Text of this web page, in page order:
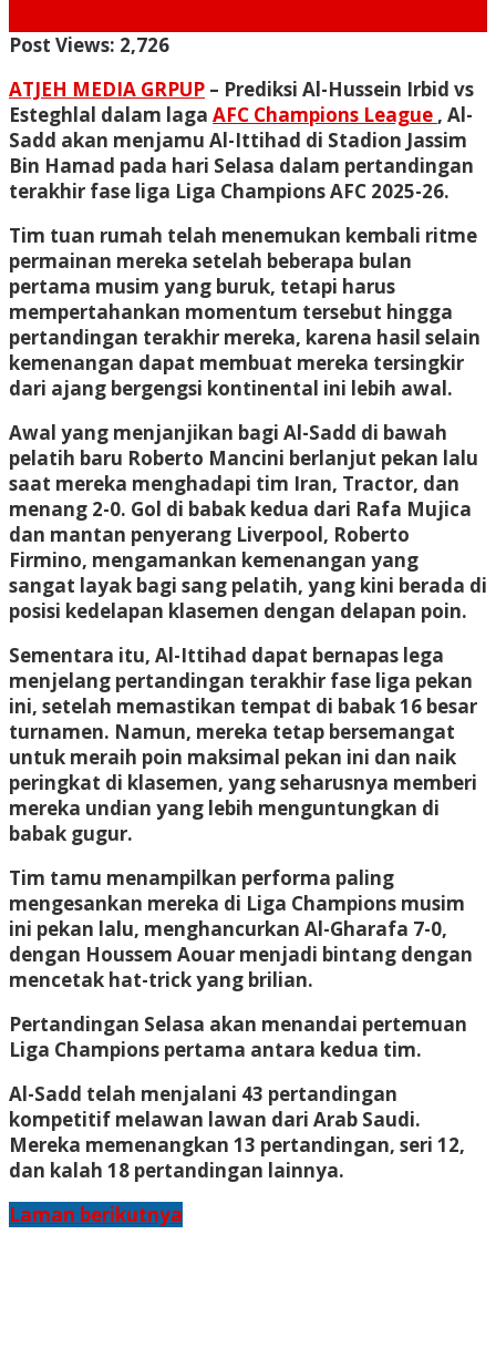
Post Views: 2,726
ATJEH MEDIA GRPUP – Prediksi Al-Hussein Irbid vs
Esteghlal dalam laga AFC Champions League , Al-
Sadd akan menjamu Al-Ittihad di Stadion Jassim
Bin Hamad pada hari Selasa dalam pertandingan
terakhir fase liga Liga Champions AFC 2025-26.
Tim tuan rumah telah menemukan kembali ritme
permainan mereka setelah beberapa bulan
pertama musim yang buruk, tetapi harus
mempertahankan momentum tersebut hingga
pertandingan terakhir mereka, karena hasil selain
kemenangan dapat membuat mereka tersingkir
dari ajang bergengsi kontinental ini lebih awal.
Awal yang menjanjikan bagi Al-Sadd di bawah
pelatih baru Roberto Mancini berlanjut pekan lalu
saat mereka menghadapi tim Iran, Tractor, dan
menang 2-0. Gol di babak kedua dari Rafa Mujica
dan mantan penyerang Liverpool, Roberto
Firmino, mengamankan kemenangan yang
sangat layak bagi sang pelatih, yang kini berada di
posisi kedelapan klasemen dengan delapan poin.
Sementara itu, Al-Ittihad dapat bernapas lega
menjelang pertandingan terakhir fase liga pekan
ini, setelah memastikan tempat di babak 16 besar
turnamen. Namun, mereka tetap bersemangat
untuk meraih poin maksimal pekan ini dan naik
peringkat di klasemen, yang seharusnya memberi
mereka undian yang lebih menguntungkan di
babak gugur.
Tim tamu menampilkan performa paling
mengesankan mereka di Liga Champions musim
ini pekan lalu, menghancurkan Al-Gharafa 7-0,
dengan Houssem Aouar menjadi bintang dengan
mencetak hat-trick yang brilian.
Pertandingan Selasa akan menandai pertemuan
Liga Champions pertama antara kedua tim.
Al-Sadd telah menjalani 43 pertandingan
kompetitif melawan lawan dari Arab Saudi.
Mereka memenangkan 13 pertandingan, seri 12,
dan kalah 18 pertandingan lainnya.
Laman berikutnya